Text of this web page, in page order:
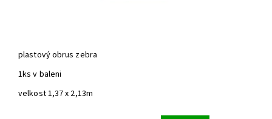
plastový obrus zebra
1ks v baleni
velkost 1,37 x 2,13m